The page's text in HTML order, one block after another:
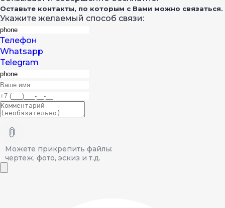
Оставьте контакты, по которым с Вами можно связаться.
Укажите желаемый способ связи:
Телефон
Whatsapp
Telegram
Можете прикрепить файлы:
чертеж, фото, эскиз и т.д.